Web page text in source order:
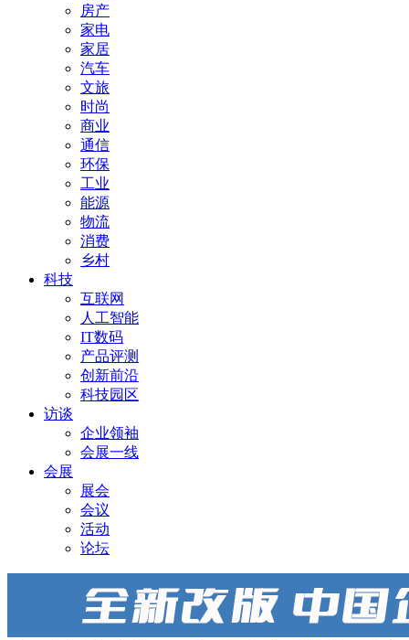
房产
家电
家居
汽车
文旅
时尚
商业
通信
环保
工业
能源
物流
消费
乡村
科技
互联网
人工智能
IT数码
产品评测
创新前沿
科技园区
访谈
企业领袖
会展一线
会展
展会
会议
活动
论坛